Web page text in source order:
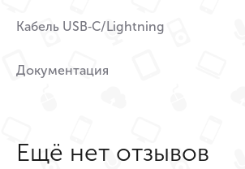
Кабель USB‑C/Lightning
Документация
Ещё нет отзывов